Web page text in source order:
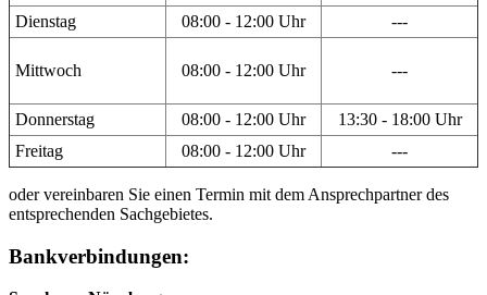
Dienstag
08:00 - 12:00 Uhr ---
Mittwoch 08:00 - 12:00 Uhr ---
Donnerstag 08:00 - 12:00 Uhr
13:30 - 18:00 Uhr
Freitag
08:00 - 12:00 Uhr ---
oder vereinbaren Sie einen Termin mit dem Ansprechpartner des
entsprechenden Sachgebietes.
Bankverbindungen: